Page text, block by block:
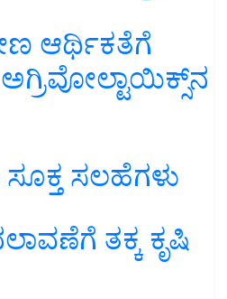
ಆರ್ಥಿಕತೆಗೆ
ಅಗ್ರಿವೋಲ್ಟಾಯಿಕ್ಸ್‌ನ
ಸಲಹೆಗಳು
ತಕ್ಕ ಕೃಷಿ